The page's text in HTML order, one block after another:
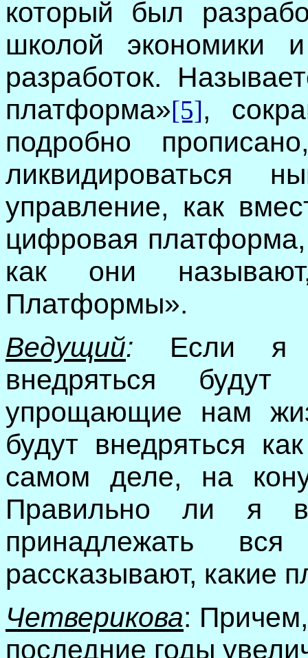
который был
школой экономики
разработок.
платформа»[5],
подробно
ликвидироваться
управление, как
цифровая платформа,
как они
Платформы».
Ведущий: Если я
внедряться
упрощающие нам
будут внедряться
самом деле, на
Правильно ли я
принадлежать
рассказывают, какие
Четверикова:
последние годы